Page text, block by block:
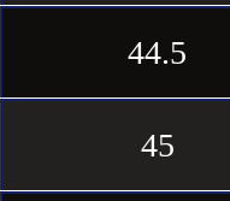
44.5
45